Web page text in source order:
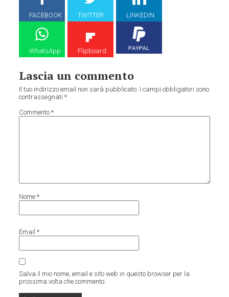
FACEBOOK TWITTER LINKEDIN
WhatsApp Flipboard
Lascia un commento
Il tuo indirizzo email non sarà pubblicato. I campi obbligatori sono
contrassegnati*
Commento*
Nome*
Email*
Salva il mio nome, email e sito web in questo browser per la
prossima volta che commento.